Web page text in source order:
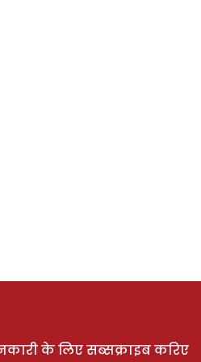
के लिए सब्सक्राइब करिए